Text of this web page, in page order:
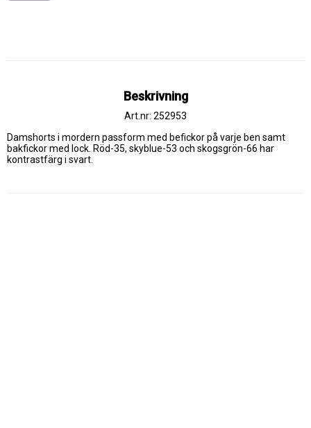
Beskrivning
Art.nr: 252953
Damshorts i mordern passform med befickor på varje ben samt
bakfickor med lock. Röd-35, skyblue-53 och skogsgrön-66 har
kontrastfärg i svart.